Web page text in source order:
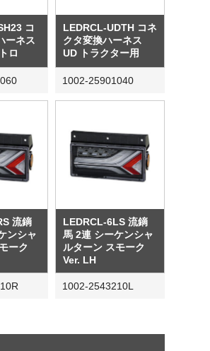
コ
ーネス
ロ
LEDRCL-UDTH コネ
クタ変換ハーネス
UD トラクター用
1002-25901040
流鏑
ンシャ
ーク
LEDRCL-6LS 流鏑
馬 2連 シーケンシャ
ルターン スモーク
Ver. LH
1002-2543210L